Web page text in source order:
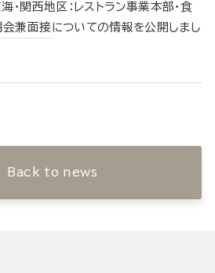
関西地区：レストラン事業本部・食
会兼面接についての情報を公開しまし
Back to news